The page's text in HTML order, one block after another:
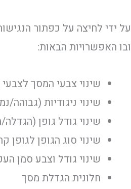
על ידי לחיצה על כפתור
ובו האפשרויות הבאות:
שינוי צבעי המסך לצבעי
שינוי ניגודיות (גבוהה/
שינוי גודל גופן
שינוי סוג הגופן לגופן
שינוי גודל וצבע סמן
חלונית הגדלת מסך